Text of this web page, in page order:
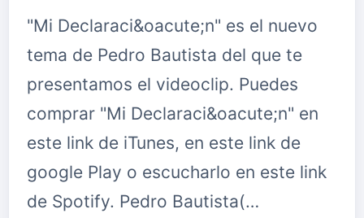
"Mi Declaraci&oacute;n" es el nuevo
tema de Pedro Bautista del que te
presentamos el videoclip. Puedes
comprar "Mi Declaraci&oacute;n" en
este link de iTunes, en este link de
google Play o escucharlo en este link
de Spotify. Pedro Bautista(…